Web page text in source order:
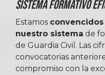
Sistema Formativo
Estamos
nuestro sistema de
de Guardia Civil. Las
convocatorias
compromiso con la